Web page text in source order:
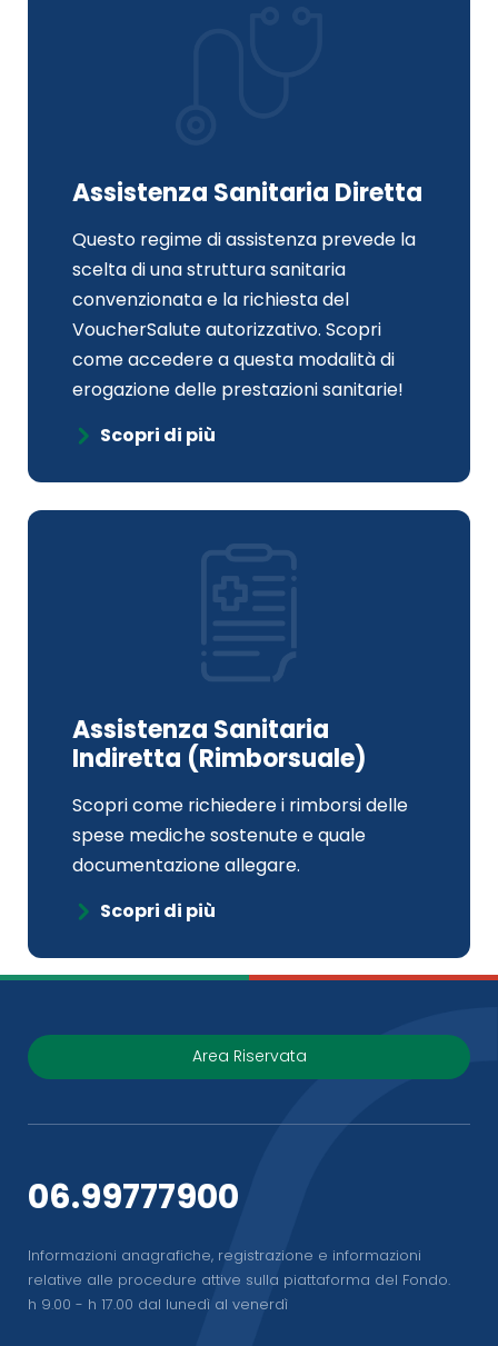
Assistenza Sanitaria Diretta
Questo regime di assistenza prevede la
scelta di una struttura sanitaria
convenzionata e la richiesta del
VoucherSalute autorizzativo. Scopri
come accedere a questa modalità di
erogazione delle prestazioni sanitarie!
Scopri di più
Assistenza Sanitaria
Indiretta (Rimborsuale)
Scopri come richiedere i rimborsi delle
spese mediche sostenute e quale
documentazione allegare.
Scopri di più
Area Riservata
06.99777900
Informazioni anagrafiche, registrazione e informazioni
relative alle procedure attive sulla piattaforma del Fondo.
h 9.00 - h 17.00 dal lunedì al venerdì